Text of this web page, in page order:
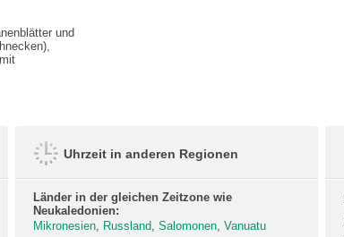
und
Uhrzeit in anderen Regionen
Länder in der gleichen Zeitzone wie
Neukaledonien:
Mikronesien, Russland, Salomonen, Vanuatu